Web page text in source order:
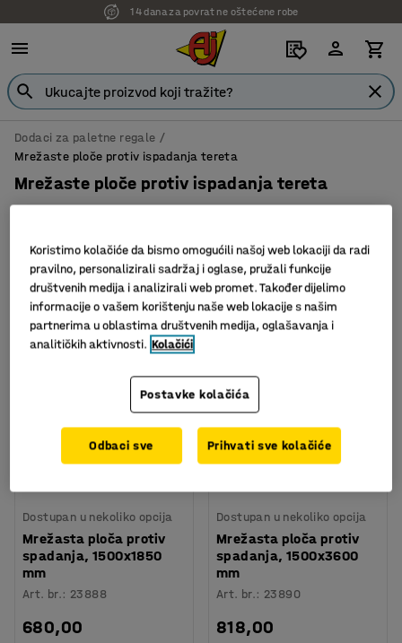
14 dana za povrat ne oštećene robe
Dodaci za paletne regale
Mrežaste ploče protiv ispadanja tereta
Mrežaste ploče protiv ispadanja tereta
Filter Sortiraj
3 proizvoda
Dostupan u nekoliko opcija
Mrežasta ploča protiv
spadanja, 1500x1850
mm
Art. br.: 23888
680,00
Dostupan u nekoliko opcija
Mrežasta ploča protiv
spadanja, 1500x3600
mm
Art. br.: 23890
818,00
Koristimo kolačiće da bismo omogućili našoj web lokaciji da radi
pravilno, personalizirali sadržaj i oglase, pružali funkcije
društvenih medija i analizirali web promet. Također dijelimo
informacije o vašem korištenju naše web lokacije s našim
partnerima u oblastima društvenih medija, oglašavanja i
analitičkih aktivnosti. Kolačići
Postavke kolačića
Odbaci sve Prihvati sve kolačiće